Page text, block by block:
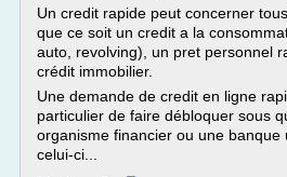
Un credit rapide peut concerner
que ce soit un credit a la
auto, revolving), un pret personnel
crédit immobilier.
Une demande de credit en ligne
particulier de faire débloquer sous
organisme financier ou une banque
celui-ci...